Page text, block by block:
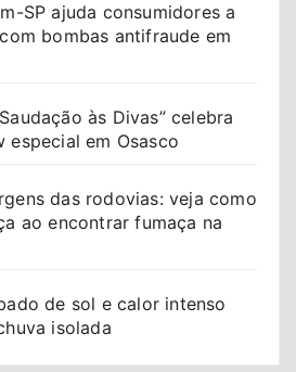
SP ajuda consumidores a
bombas antifraude em
às Divas” celebra
especial em Osasco
das rodovias: veja como
ao encontrar fumaça na
de sol e calor intenso
isolada